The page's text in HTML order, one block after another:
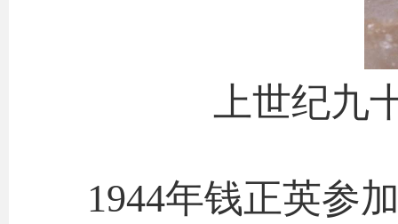
上世纪九
1944年钱正英参